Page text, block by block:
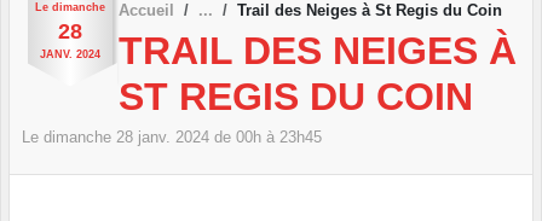
Le dimanche
28
JANV. 2024
Accueil Trail des Neiges à St Regis du Coin
TRAIL DES NEIGES À
ST REGIS DU COIN
Le dimanche 28 janv. 2024 de 00h à 23h45